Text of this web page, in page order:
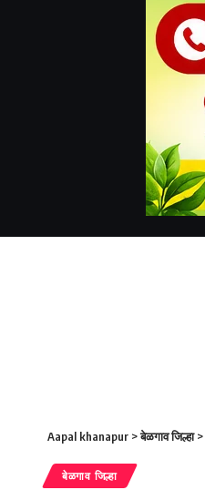
Aapal khanapur >बेळगाव जिल्हा>
बेळगाव जिल्हा